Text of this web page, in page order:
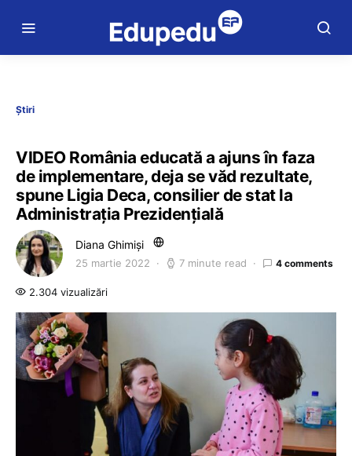
Știri
VIDEO România educată a ajuns în faza
de implementare, deja se văd rezultate,
spune Ligia Deca, consilier de stat la
Administrația Prezidențială
Diana Ghimiși
25 martie 2022 7 minute read 4 comments
2.304 vizualizări